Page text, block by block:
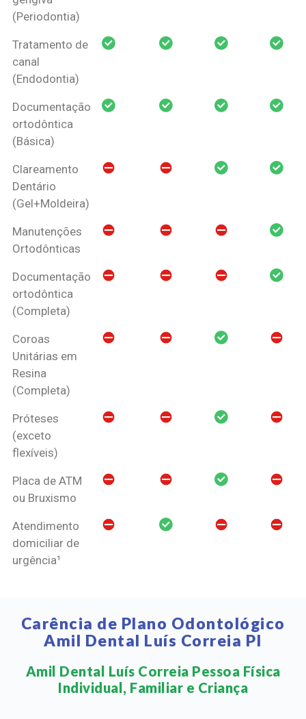
(Periodontia)
Tratamento de
canal
(Endodontia)
Documentação
ortodôntica
(Básica)
Clareamento
Dentário
(Gel+Moldeira)
Manutenções
Ortodônticas
Documentação
ortodôntica
(Completa)
Coroas
Unitárias em
Resina
(Completa)
Próteses
(exceto
flexíveis)
Placa de ATM
ou Bruxismo
Atendimento
domiciliar de
urgência¹
Carência de Plano Odontológico
Amil Dental Luís Correia PI
Amil Dental Luís Correia Pessoa Física
Individual, Familiar e Criança​